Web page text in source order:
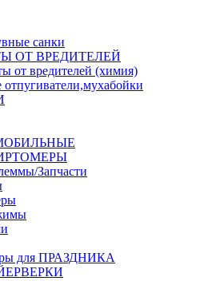
санки
ОТ ВРЕДИТЕЛЕЙ
от вредителей (химия)
отпугиватели,мухабойки
Запчасти
для ПРАЗДНИКА